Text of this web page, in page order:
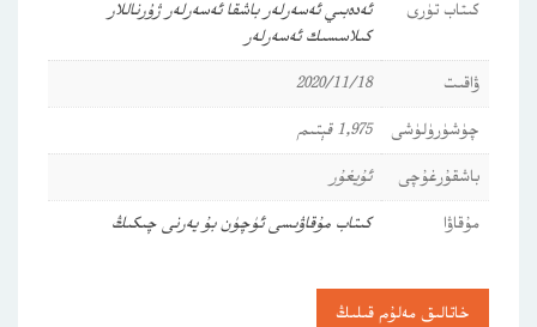
كىتاب تۈرى
ئەدەبىي ئەسەرلەر باشقا ئەسەرلەر ژۇرناللار
كىلاسسىك ئەسەرلەر
ۋاقىت
2020/11/18
چۈشۈرۈلۈشى
1,975 قېتىم
باشقۇرغۇچى
ئۇيغۇر
مۇقاۋا
كىتاب مۇقاۋىسى ئۈچۈن بۇ يەرنى چىكىڭ
خاتالىق مەلۇم قىلىڭ